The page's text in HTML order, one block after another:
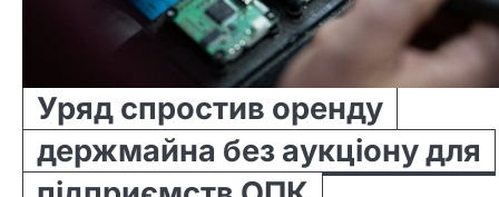
Уряд спростив оренду
держмайна без аукціону для